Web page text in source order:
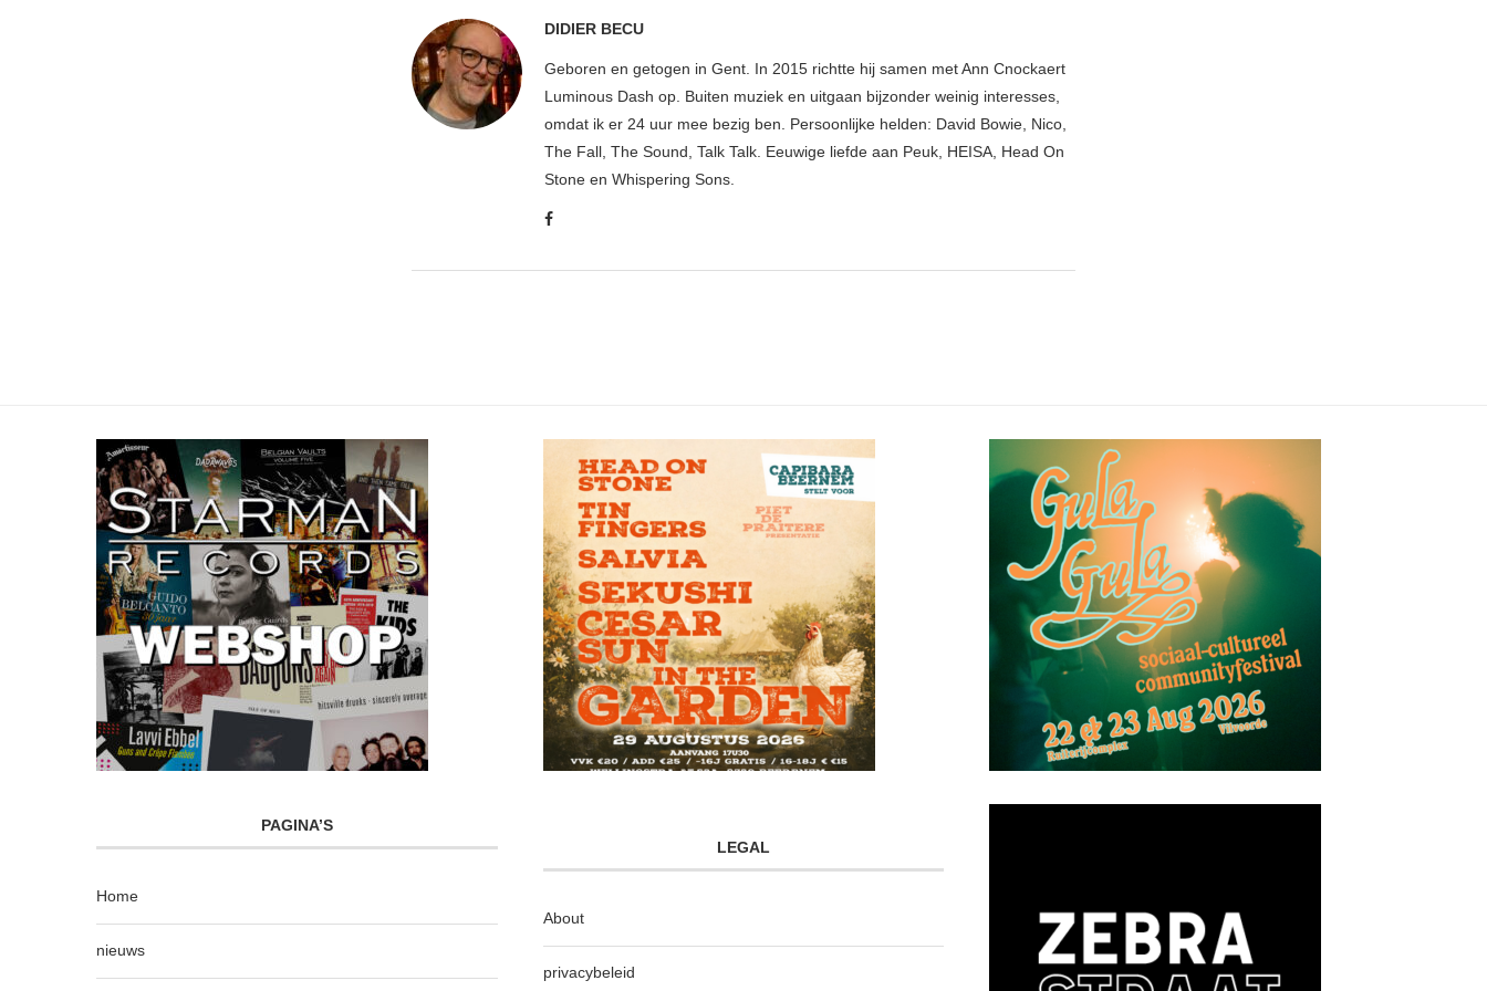
DIDIER BECU
Geboren en getogen in Gent. In 2015 richtte hij samen met Ann Cnockaert
Luminous Dash op. Buiten muziek en uitgaan bijzonder weinig interesses,
omdat ik er 24 uur mee bezig ben. Persoonlijke helden: David Bowie, Nico,
The Fall, The Sound, Talk Talk. Eeuwige liefde aan Peuk, HEISA, Head On
Stone en Whispering Sons.
PAGINA’S
Home
nieuws
LEGAL
About
privacybeleid